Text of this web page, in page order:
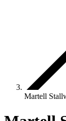
Martell